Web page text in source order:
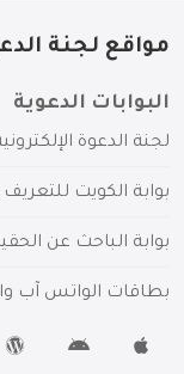
مواقع لجنة
البوابات الدعوية
لجنة الدعوة
بوابة الكويت للتعريف
بوابة الباحث عن
بطاقات الواتس آب